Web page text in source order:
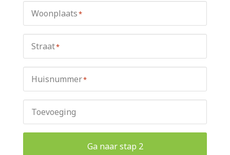
Woonplaats*
Straat*
Huisnummer*
Toevoeging
Ga naar stap 2